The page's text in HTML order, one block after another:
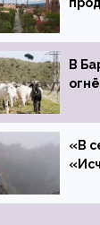
В
«В